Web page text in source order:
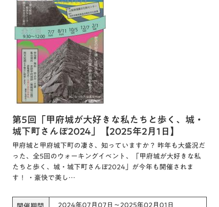
第5回「甲府城が大好きな私たちと歩く、城・
城下町さんぽ2024」【2025年2月1日】
甲府城と甲府城下町の凄さ、知っていますか？ 昨年も大盛況だ
った、全5回のウォーキングイベント、「甲府城が大好きな私
たちと歩く、城・城下町さんぽ2024」が今年も開催されま
す！ ・豪快で美し…
2024年07月07日～2025年02月01日